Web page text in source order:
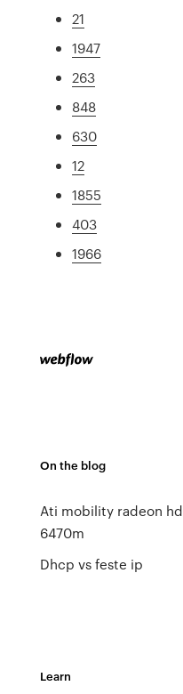
21
1947
263
848
630
12
1855
403
1966
On the blog
Ati mobility radeon hd
6470m
Dhcp vs feste ip
Learn